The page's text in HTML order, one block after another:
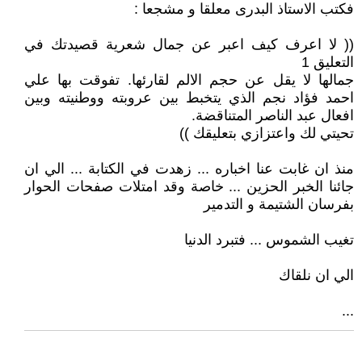
فكتب الاستاذ البدرى معلقا و مشجعا :
(( لا اعرف كيف اعبر عن جمال شعرية قصيدتك في
التعليق 1
جمالها لا يقل عن حجم الالم لقارئها. تفوقت بها علي
احمد فؤاد نجم الذي يتخبط بين عروبته ووطنيته وبين
افعال عبد الناصر المتناقضة.
تحيتي لك واعتزازي بتعليقك ))
منذ ان غابت عنا اخباره ... زهدت في الكتابة ... الي ان
جائنا الخبر الحزين ... خاصة وقد امتلات صفحات الحوار
بفرسان الشتيمة و التدمير
تغيب الشموس ... فتبرد الدنيا
الي ان نلقاك
...